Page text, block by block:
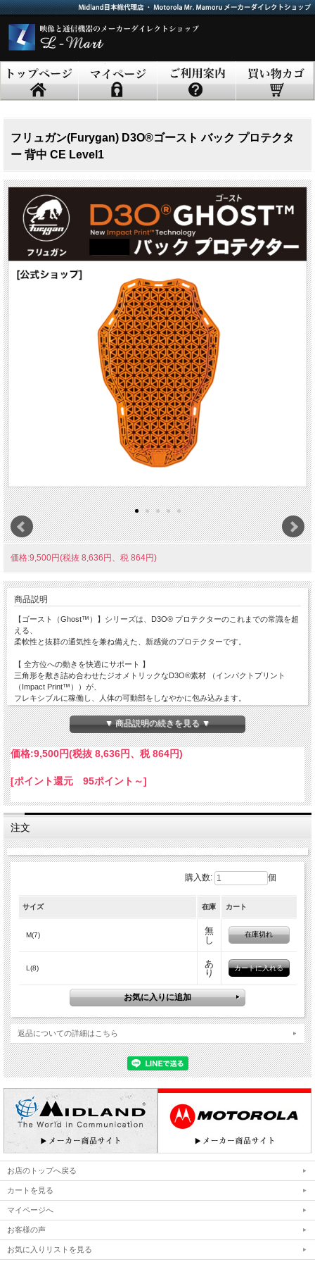
フリュガン(Furygan) D3O®ゴースト バック プロテクタ
ー 背中 CE Level1
価格:9,500円(税抜 8,636円、税 864円)
商品説明
【ゴースト（Ghost™）】シリーズは、D3O® プロテクターのこれまでの常識を超
える、
柔軟性と抜群の通気性を兼ね備えた、新感覚のプロテクターです。
【 全方位への動きを快適にサポート 】
三角形を敷き詰め合わせたジオメトリックなD3O®素材 （インパクトプリント
（Impact Print™））が、
フレキシブルに稼働し、人体の可動部をしなやかに包み込みます。
体のあらゆるラインにフィットし、これまでにない新感覚の柔軟性を実現します。
【 快適なライディングをサポートする抜群の通気性 】
独自のベンチレーション構造とメッシュ生地の融合により、 抜群の通気性を誇り
ます。
【 つけていることを忘れるほどの軽量・コンパクト設計 】
ウエアの外側からも目立ちにくい コンパクト設計です。
CE 規格に準拠します。[EN 1621-2]
ライダーの背中を適切に護ります。
【特許取得済みのD3O®知的衝撃吸収素材を採用】
テクノロジーを駆使した特殊素材で、高い衝撃耐性と運動性に 定評があります。
衝撃エネルギーを最大限に分散します。
▼ 商品説明の続きを見る ▼
価格:9,500円(税抜 8,636円、税 864円)
[ポイント還元 95ポイント～]
注文
購入数: 個
サイズ 在庫 カート
M(7)
無
し
在庫切れ
L(8)
あ
り
返品についての詳細はこちら
お店のトップへ戻る
カートを見る
マイページへ
お客様の声
お気に入りリストを見る